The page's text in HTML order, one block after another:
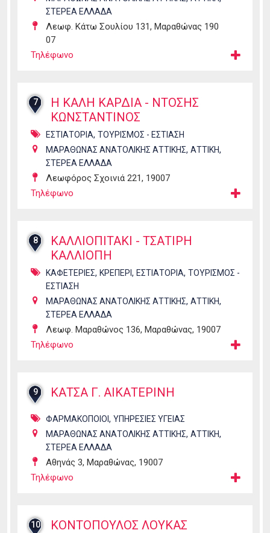
ΣΤΕΡΕΑ ΕΛΛΑΔΑ
Λεωφ. Κάτω Σουλίου 131, Μαραθώνας 190
07
Τηλέφωνο
7
Η ΚΑΛΗ ΚΑΡΔΙΑ - ΝΤΟΣΗΣ
ΚΩΝΣΤΑΝΤΙΝΟΣ
ΕΣΤΙΑΤΟΡΙΑ, ΤΟΥΡΙΣΜΟΣ - ΕΣΤΙΑΣΗ
ΜΑΡΑΘΩΝΑΣ ΑΝΑΤΟΛΙΚΗΣ ΑΤΤΙΚΗΣ, ΑΤΤΙΚΗ,
ΣΤΕΡΕΑ ΕΛΛΑΔΑ
Λεωφόρος Σχοινιά 221, 19007
Τηλέφωνο
8
ΚΑΛΛΙΟΠΙΤΑΚΙ - ΤΣΑΤΙΡΗ
ΚΑΛΛΙΟΠΗ
ΚΑΦΕΤΕΡΙΕΣ, ΚΡΕΠΕΡΙ , ΕΣΤΙΑΤΟΡΙΑ, ΤΟΥΡΙΣΜΟΣ -
ΕΣΤΙΑΣΗ
ΜΑΡΑΘΩΝΑΣ ΑΝΑΤΟΛΙΚΗΣ ΑΤΤΙΚΗΣ, ΑΤΤΙΚΗ,
ΣΤΕΡΕΑ ΕΛΛΑΔΑ
Λεωφ. Μαραθώνος 136, Μαραθώνας, 19007
Τηλέφωνο
9 ΚΑΤΣΑ Γ. ΑΙΚΑΤΕΡΙΝΗ
ΦΑΡΜΑΚΟΠΟΙΟΙ , ΥΠΗΡΕΣΙΕΣ ΥΓΕΙΑΣ
ΜΑΡΑΘΩΝΑΣ ΑΝΑΤΟΛΙΚΗΣ ΑΤΤΙΚΗΣ, ΑΤΤΙΚΗ,
ΣΤΕΡΕΑ ΕΛΛΑΔΑ
Αθηνάς 3, Μαραθώνας, 19007
Τηλέφωνο
10 ΚΟΝΤΟΠΟΥΛΟΣ ΛΟΥΚΑΣ